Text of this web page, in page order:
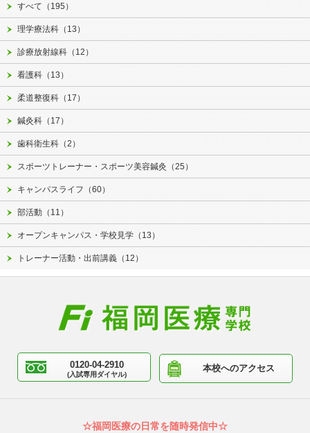
すべて（195）
理学療法科（13）
診療放射線科（12）
看護科（13）
柔道整復科（17）
鍼灸科（17）
歯科衛生科（2）
スポーツトレーナー・スポーツ美容鍼灸（25）
キャンパスライフ（60）
部活動（11）
オープンキャンパス・学校見学（13）
トレーナー活動・出前講義（12）
0120-04-2910
(入試専用ダイヤル)
本校へのアクセス
☆福岡医療の日常を随時発信中☆